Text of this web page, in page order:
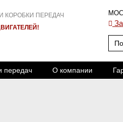
КОРОБКИ ПЕРЕДАЧ
передач О компании